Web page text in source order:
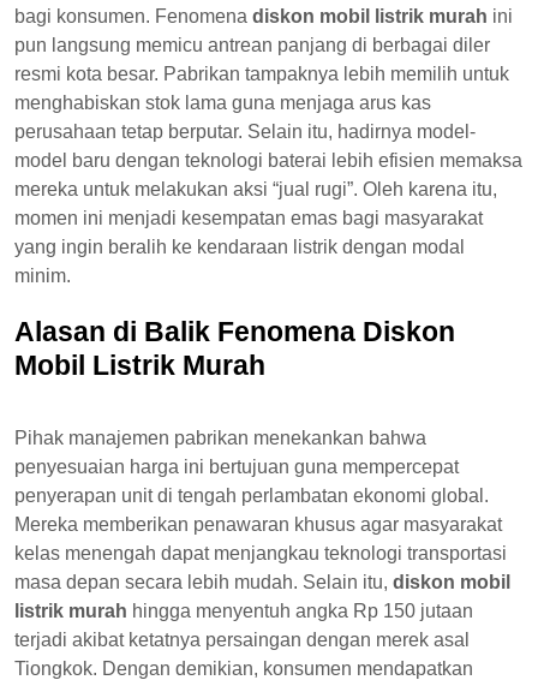
bagi konsumen. Fenomena diskon mobil listrik murah ini
pun langsung memicu antrean panjang di berbagai diler
resmi kota besar. Pabrikan tampaknya lebih memilih untuk
menghabiskan stok lama guna menjaga arus kas
perusahaan tetap berputar. Selain itu, hadirnya model-
model baru dengan teknologi baterai lebih efisien memaksa
mereka untuk melakukan aksi “jual rugi”. Oleh karena itu,
momen ini menjadi kesempatan emas bagi masyarakat
yang ingin beralih ke kendaraan listrik dengan modal
minim.
Alasan di Balik Fenomena Diskon
Mobil Listrik Murah
Pihak manajemen pabrikan menekankan bahwa
penyesuaian harga ini bertujuan guna mempercepat
penyerapan unit di tengah perlambatan ekonomi global.
Mereka memberikan penawaran khusus agar masyarakat
kelas menengah dapat menjangkau teknologi transportasi
masa depan secara lebih mudah. Selain itu, diskon mobil
listrik murah hingga menyentuh angka Rp 150 jutaan
terjadi akibat ketatnya persaingan dengan merek asal
Tiongkok. Dengan demikian, konsumen mendapatkan